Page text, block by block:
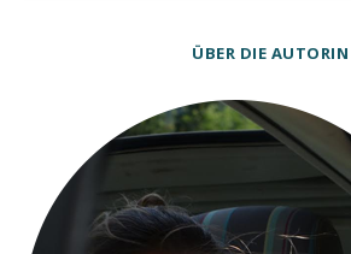
ÜBER DIE AUTORIN